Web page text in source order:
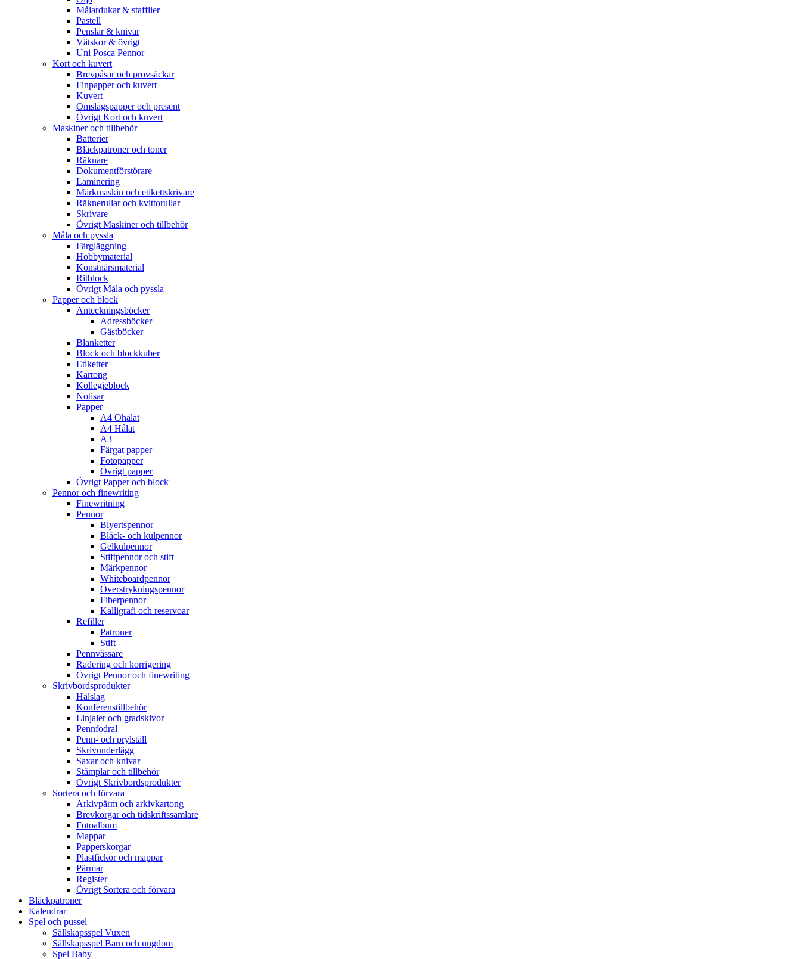
Målardukar & stafflier
Pastell
Penslar & knivar
Vätskor & övrigt
Uni Posca Pennor
Kort och kuvert
Brevpåsar och provsäckar
Finpapper och kuvert
Kuvert
Omslagspapper och present
Övrigt Kort och kuvert
Maskiner och tillbehör
Batterier
Bläckpatroner och toner
Räknare
Dokumentförstörare
Laminering
Märkmaskin och etikettskrivare
Räknerullar och kvittorullar
Skrivare
Övrigt Maskiner och tillbehör
Måla och pyssla
Färgläggning
Hobbymaterial
Konstnärsmaterial
Ritblock
Övrigt Måla och pyssla
Papper och block
Anteckningsböcker
Adressböcker
Gästböcker
Blanketter
Block och blockkuber
Etiketter
Kartong
Kollegieblock
Notisar
Papper
A4 Ohålat
A4 Hålat
A3
Färgat papper
Fotopapper
Övrigt papper
Övrigt Papper och block
Pennor och finewriting
Finewritning
Pennor
Blyertspennor
Bläck- och kulpennor
Gelkulpennor
Stiftpennor och stift
Märkpennor
Whiteboardpennor
Överstrykningspennor
Fiberpennor
Kalligrafi och reservoar
Refiller
Patroner
Stift
Pennvässare
Radering och korrigering
Övrigt Pennor och finewriting
Skrivbordsprodukter
Hålslag
Konferenstillbehör
Linjaler och gradskivor
Pennfodral
Penn- och prylställ
Skrivunderlägg
Saxar och knivar
Stämplar och tillbehör
Övrigt Skrivbordsprodukter
Sortera och förvara
Arkivpärm och arkivkartong
Brevkorgar och tidskriftssamlare
Fotoalbum
Mappar
Papperskorgar
Plastfickor och mappar
Pärmar
Register
Övrigt Sortera och förvara
Bläckpatroner
Kalendrar
Spel och pussel
Sällskapsspel Vuxen
Sällskapsspel Barn och ungdom
Spel Baby